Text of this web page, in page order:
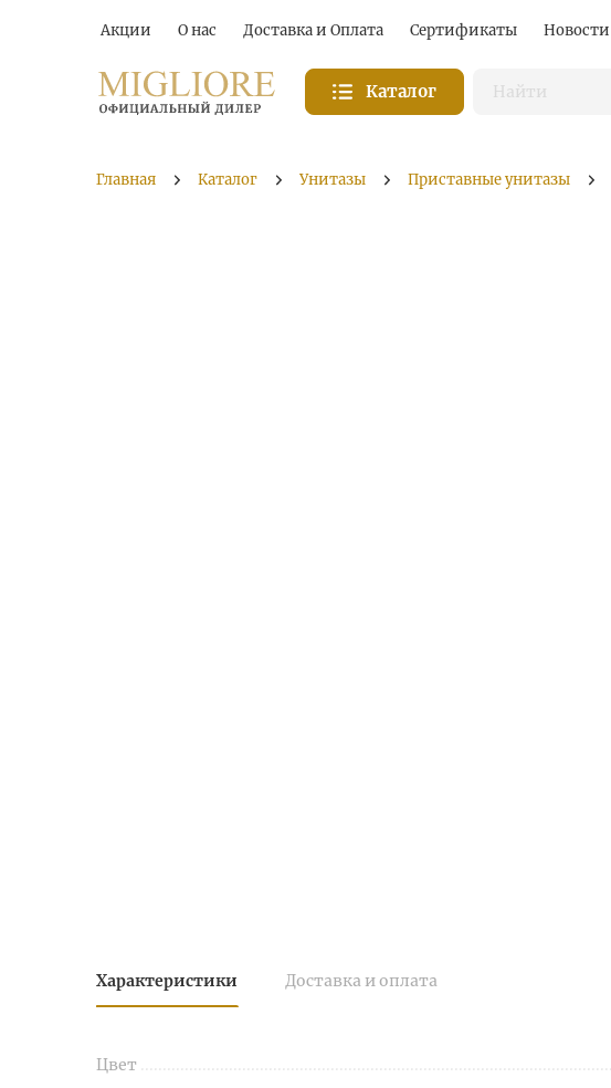
Акции О нас Доставка и Оплата Сертификаты Новости
Каталог
Главная Каталог Унитазы Приставные унитазы
Характеристики Доставка и оплата
Цвет